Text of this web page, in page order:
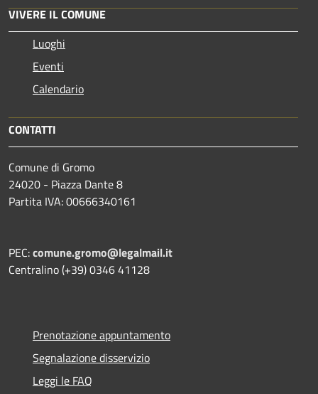
VIVERE IL COMUNE
Luoghi
Eventi
Calendario
CONTATTI
Comune di Gromo
24020 - Piazza Dante 8
Partita IVA: 00666340161
PEC:comune.gromo@legalmail.it
Centralino (+39) 0346 41128
Prenotazione appuntamento
Segnalazione disservizio
Leggi le FAQ